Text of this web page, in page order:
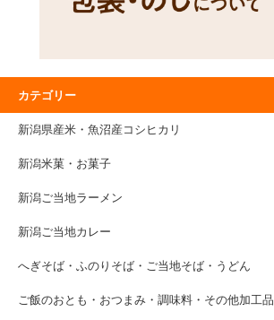
カテゴリー
新潟県産米・魚沼産コシヒカリ
新潟米菓・お菓子
新潟ご当地ラーメン
新潟ご当地カレー
へぎそば・ふのりそば・ご当地そば・うどん
ご飯のおとも・おつまみ・調味料・その他加工品